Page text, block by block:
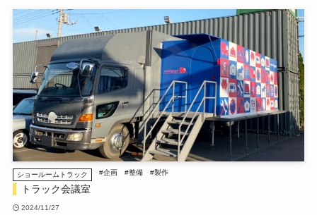
ショールームトラック #企画 #整備 #製作
トラック会議室
2024/11/27